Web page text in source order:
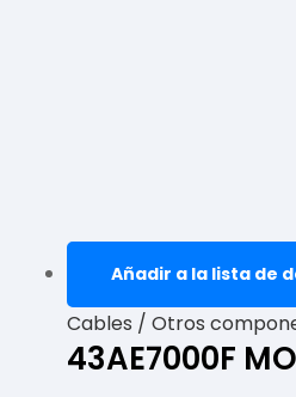
Añadir a la lista de
Cables / Otros
43AE7000F